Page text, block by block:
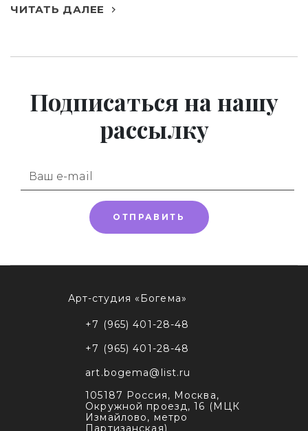
ЧИТАТЬ ДАЛЕЕ
Подписатьсяна нашу
рассылку
ОТПРАВИТЬ
Арт-студия «Богема»
+7 (965) 401-28-48
+7 (965) 401-28-48
art.bogema@list.ru
105187 Россия, Москва,
Окружной проезд, 16 (МЦК
Измайлово, метро
Партизанская)